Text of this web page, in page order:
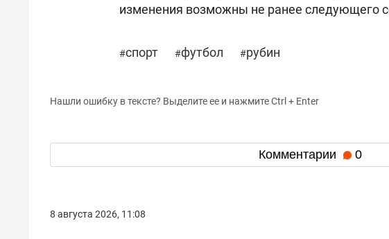
изменения возможны не ранее следующего
#спорт #футбол #рубин
Нашли ошибку в тексте? Выделите ее и нажмите Ctrl + Enter
Комментарии 0
8 августа 2026, 11:08